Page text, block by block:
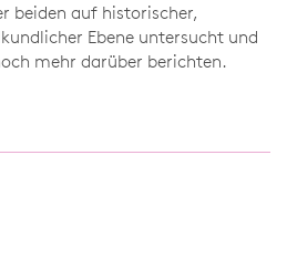
beiden auf historischer,
Ebene untersucht und
mehr darüber berichten.